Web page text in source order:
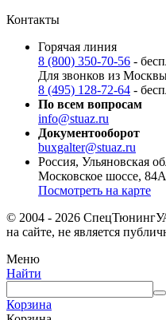
Контакты
Горячая линия
8 (800) 350-70-56 -
Для звонков из
8 (495) 128-72-64 -
По всем вопросам
info@stuaz.ru
Документооборот
buxgalter@stuaz.ru
Россия, Ульяновская
Московское шоссе, 84А
Посмотреть на карте
© 2004 - 2026
на сайте, не является
Меню
Найти
Корзина